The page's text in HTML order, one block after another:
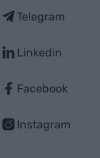
Telegram
Linkedin
Facebook
Instagram